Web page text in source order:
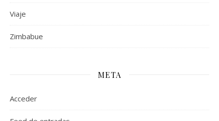
Viaje
Zimbabue
META
Acceder